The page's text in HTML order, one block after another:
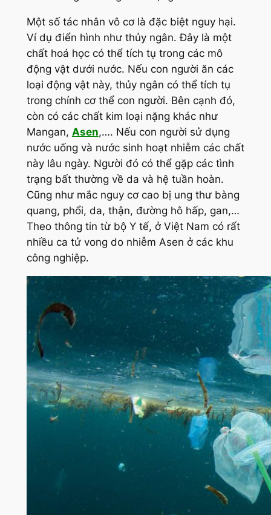
Một số tác nhân vô cơ là đặc biệt nguy hại.
Ví dụ điển hình như thủy ngân. Đây là một
chất hoá học có thể tích tụ trong các mô
động vật dưới nước. Nếu con người ăn các
loại động vật này, thủy ngân có thể tích tụ
trong chính cơ thể con người. Bên cạnh đó,
còn có các chất kim loại nặng khác như
Mangan, Asen,…. Nếu con người sử dụng
nước uống và nước sinh hoạt nhiễm các chất
này lâu ngày. Người đó có thể gặp các tình
trạng bất thường về da và hệ tuần hoàn.
Cũng như mắc nguy cơ cao bị ung thư bàng
quang, phổi, da, thận, đường hô hấp, gan,…
Theo thông tin từ bộ Y tế, ở Việt Nam có rất
nhiều ca tử vong do nhiễm Asen ở các khu
công nghiệp.